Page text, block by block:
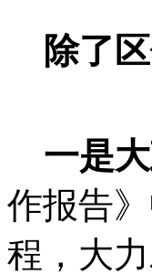
除了
一是
作报告
程，大